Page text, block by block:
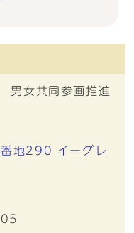
女共同参画推進
地290 イーグレ